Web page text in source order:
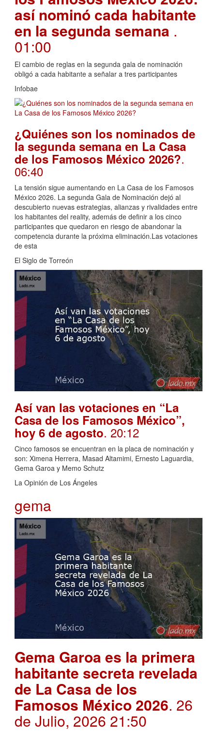
así nominó cada habitante
en la segunda semana .
01:00
El cambio de reglas en la segunda gala de nominación
obligó a cada habitante a señalar a tres participantes
Infobae
¿Quiénes son los nominados de
la segunda semana en La Casa
de los Famosos México 2026?.
06:40
La tensión sigue aumentando en La Casa de los Famosos
México 2026. La segunda Gala de Nominación dejó al
descubierto nuevas estrategias, alianzas y rivalidades entre
los habitantes del reality, además de definir a los cinco
participantes que quedaron en riesgo de abandonar la
competencia durante la próxima eliminación.Las votaciones
de esta
El Siglo de Torreón
Así van las votaciones en “La
Casa de los Famosos México”,
hoy 6 de agosto. 20:12
Cinco famosos se encuentran en la placa de nominación y
son: Ximena Herrera, Masad Altamimi, Ernesto Laguardia,
Gema Garoa y Memo Schutz
La Opinión de Los Ángeles
gema
Gema Garoa es la primera
habitante secreta revelada
de La Casa de los
Famosos México 2026. 26
de Julio, 2026 21:50